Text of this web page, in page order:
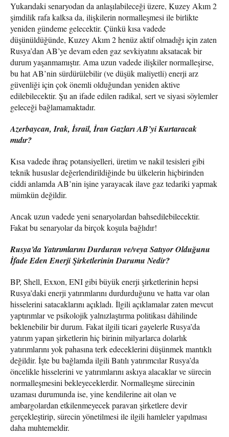
Yukarıdaki senaryodan da anlaşılabileceği üzere, Kuzey Akım 2
şimdilik rafa kalksa da, ilişkilerin normalleşmesi ile birlikte
yeniden gündeme gelecektir. Çünkü kısa vadede
düşünüldüğünde, Kuzey Akım 2 henüz aktif olmadığı için zaten
Rusya’dan AB’ye devam eden gaz sevkiyatını aksatacak bir
durum yaşanmamıştır. Ama uzun vadede ilişkiler normalleşirse,
bu hat AB’nin sürdürülebilir (ve düşük maliyetli) enerji arz
güvenliği için çok önemli olduğundan yeniden aktive
edilebilecektir. Şu an ifade edilen radikal, sert ve siyasi söylemler
geleceği bağlamamaktadır.
Azerbaycan, Irak, İsrail, İran Gazları AB’yi Kurtaracak
mıdır?
Kısa vadede ihraç potansiyelleri, üretim ve nakil tesisleri gibi
teknik hususlar değerlendirildiğinde bu ülkelerin hiçbirinden
ciddi anlamda AB’nin işine yarayacak ilave gaz tedariki yapmak
mümkün değildir.
Ancak uzun vadede yeni senaryolardan bahsedilebilecektir.
Fakat bu senaryolar da birçok koşula bağlıdır!
Rusya’da Yatırımlarını Durduran ve/veya Satıyor Olduğunu
İfade Eden Enerji Şirketlerinin Durumu Nedir?
BP, Shell, Exxon, ENI gibi büyük enerji şirketlerinin hepsi
Rusya’daki enerji yatırımlarını durdurduğunu ve hatta var olan
hisselerini satacaklarını açıkladı. İlgili açıklamalar zaten mevcut
yaptırımlar ve psikolojik yalnızlaştırma politikası dâhilinde
beklenebilir bir durum. Fakat ilgili ticari gayelerle Rusya’da
yatırım yapan şirketlerin hiç birinin milyarlarca dolarlık
yatırımlarını yok pahasına terk edeceklerini düşünmek mantıklı
değildir. İşte bu bağlamda ilgili Batılı yatırımcılar Rusya’da
öncelikle hisselerini ve yatırımlarını askıya alacaklar ve sürecin
normalleşmesini bekleyeceklerdir. Normalleşme sürecinin
uzaması durumunda ise, yine kendilerine ait olan ve
ambargolardan etkilenmeyecek paravan şirketlere devir
gerçekleştirip, sürecin yönetilmesi ile ilgili hamleler yapılması
daha muhtemeldir.